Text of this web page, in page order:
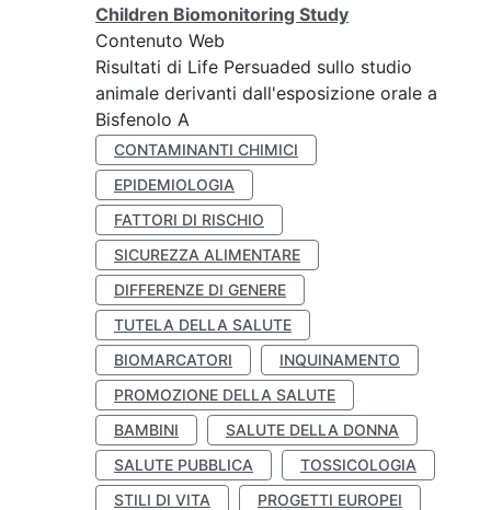
Children Biomonitoring Study
Contenuto Web
Risultati di Life Persuaded sullo studio
animale derivanti dall'esposizione orale a
Bisfenolo A
CONTAMINANTI CHIMICI
EPIDEMIOLOGIA
FATTORI DI RISCHIO
SICUREZZA ALIMENTARE
DIFFERENZE DI GENERE
TUTELA DELLA SALUTE
BIOMARCATORI
INQUINAMENTO
PROMOZIONE DELLA SALUTE
BAMBINI
SALUTE DELLA DONNA
SALUTE PUBBLICA
TOSSICOLOGIA
STILI DI VITA
PROGETTI EUROPEI